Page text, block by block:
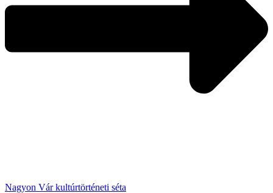
Nagyon Vár kultúrtörténeti séta